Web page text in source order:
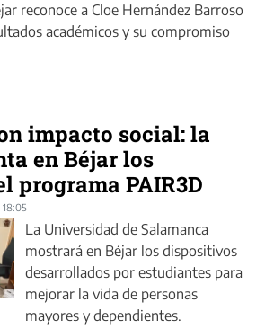
reconoce a Cloe Hernández Barroso
académicos y su compromiso
impacto social: la
en Béjar los
programa PAIR3D
18:05
La Universidad de Salamanca
mostrará en Béjar los dispositivos
desarrollados por estudiantes para
mejorar la vida de personas
mayores y dependientes.